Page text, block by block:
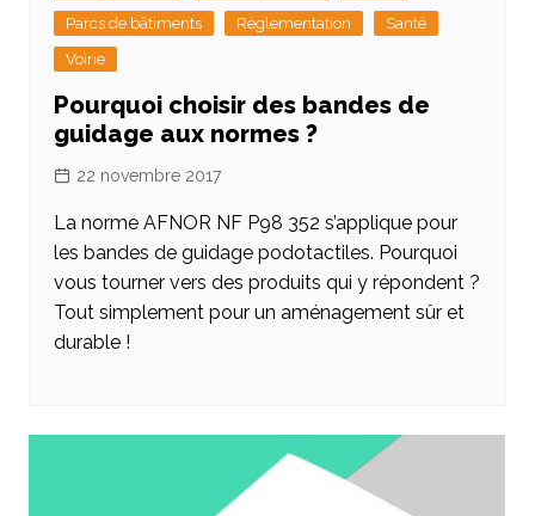
Parcs de bâtiments
Réglementation
Santé
Voirie
Pourquoi choisir des bandes de
guidage aux normes ?
22 novembre 2017
La norme AFNOR NF P98 352 s’applique pour
les bandes de guidage podotactiles. Pourquoi
vous tourner vers des produits qui y répondent ?
Tout simplement pour un aménagement sûr et
durable !